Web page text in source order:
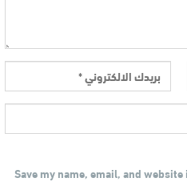
Save my name, email, and